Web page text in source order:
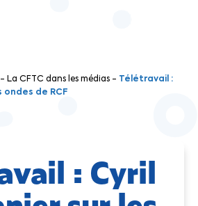
- La CFTC dans les médias - Télétravail :
ondes de RCF
: Cyril